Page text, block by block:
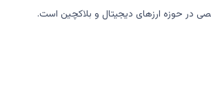
در حوزه ارزهای دیجیتال و بلاکچین است.